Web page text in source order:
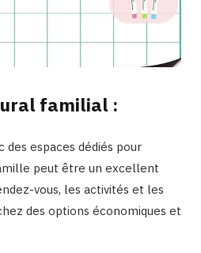
familial :
des espaces dédiés pour
peut être un excellent
vous, les activités et les
des options économiques et